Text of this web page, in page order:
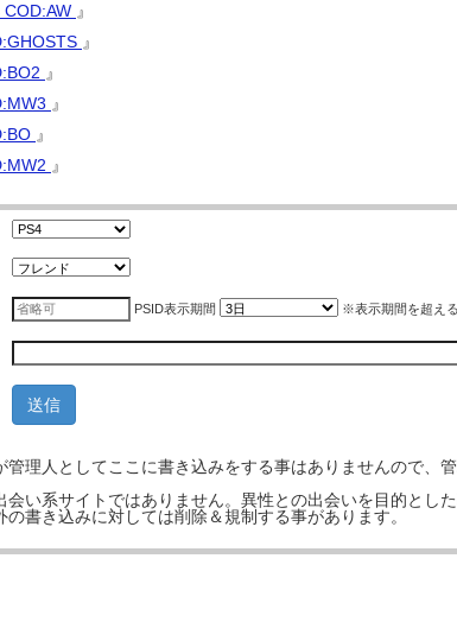
COD:AW 』
』
』
』
』
』
PSID表示期間 ※表示期間を超え
理人としてここに書き込みをする事はありませんので、
い系サイトではありません。異性との出会いを目的とした
書き込みに対しては削除＆規制する事があります。